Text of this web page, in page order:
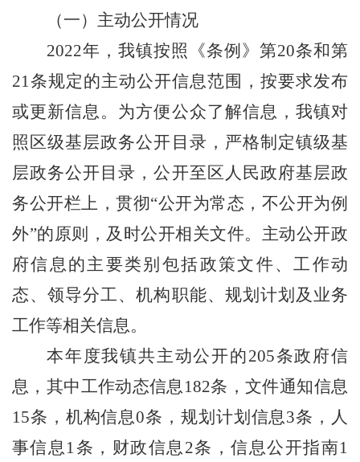
（一）主动公开情况
2022年，我镇按照《条例》第20条和第
21条规定的主动公开信息范围，按要求发布
或更新信息。为方便公众了解信息，我镇对
照区级基层政务公开目录，严格制定镇级基
层政务公开目录，公开至区人民政府基层政
务公开栏上，贯彻“公开为常态，不公开为例
外”的原则，及时公开相关文件。主动公开政
府信息的主要类别包括政策文件、工作动
态、领导分工、机构职能、规划计划及业务
工作等相关信息。
本年度我镇共主动公开的205条政府信
息，其中工作动态信息182条，文件通知信息
15条，机构信息0条，规划计划信息3条，人
事信息1条，财政信息2条，信息公开指南1